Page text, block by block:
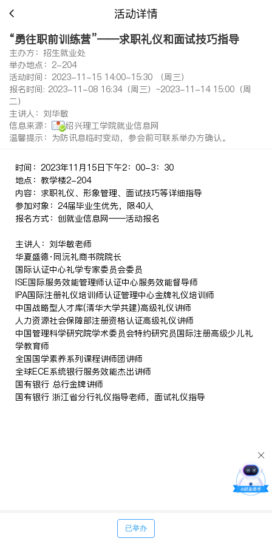
活动详情
“勇往职前训练营”——求职礼仪和面试技巧指导
主办方：招生就业处
举办地点：2-204
活动时间：2023-11-15 14:00-15:30 （周三）
报名时间: 2023-11-08 16:34（周三）~2023-11-14 15:00（周
二）
主讲人：刘华敏
信息来源：
绍兴理工学院就业信息网
温馨提示：为防讯息临时变动，参会前可联系举办方确认。
时间：2023年11月15日下午2：00-3：30
地点：教学楼2-204
内容：求职礼仪、形象管理、面试技巧等详细指导
参加对象：24届毕业生优先，限40人
报名方式：创就业信息网——活动报名
主讲人：刘华敏老师
华夏盛德·同沅礼商书院院长
国际认证中心礼学专家委员会委员
ISE国际服务效能管理师认证中心服务效能督导师
IPA国际注册礼仪培训师认证管理中心金牌礼仪培训师
中国战略型人才库(清华大学共建)高级礼仪讲师
人力资源社会保障部注册资格认证高级礼仪讲师
中国管理科学研究院学术委员会特约研究员国际注册高级少儿礼
学教育师
全国国学素养系列课程讲师团讲师
全球ECE系统银行服务效能杰出讲师
国有银行 总行金牌讲师
国有银行 浙江省分行礼仪指导老师，面试礼仪指导
已举办